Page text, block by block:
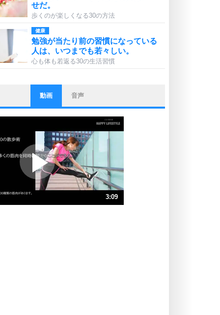
せだ。
歩くのが楽しくなる30の方法
健康
勉強が当たり前の習慣になっている
人は、いつまでも若々しい。
心も体も若返る30の生活習慣
ストレス対策
他人と比べない。
いっそのこと、他人を見ない。
プラス思考
ポジティブになれない原因は、行動
しないから。
ポジティブ思考になる30の方法
ストレス対策
動画 音声
3:09